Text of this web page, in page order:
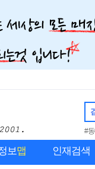
#
보맵 인재검색